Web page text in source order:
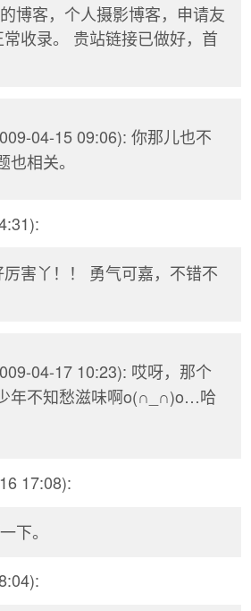
博客，个人摄影博客，申请友
收录。 贵站链接已做好，首
04-15 09:06): 你那儿也不
相关。
害丫！！ 勇气可嘉，不错不
04-17 10:23): 哎呀，那个
年不知愁滋味啊o(∩_∩)o…哈
17:08):
下。